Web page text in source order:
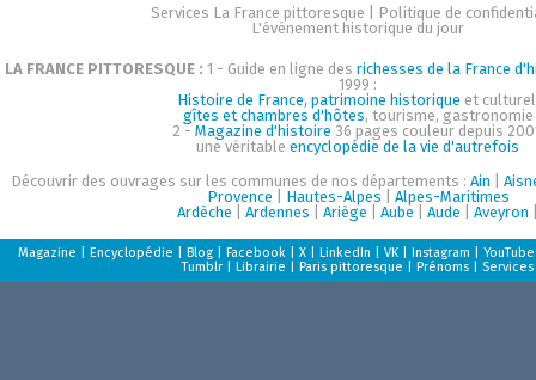
Services La France pittoresque
Politique de
L'événement historique du jour
LA FRANCE PITTORESQUE : 1 - Guide en ligne des richesses de la France
1999 :
Histoire de France, patrimoine historique et
gîtes et chambres d'hôtes, tourisme, gastronomie
2 - Magazine d'histoire 36 pages couleur depuis
une véritableencyclopédie de la vie d'autrefois
Découvrir des ouvrages sur les communes de nos départements :Ain |
Provence
Hautes-Alpes
Alpes-Maritimes
Ardèche |Ardennes |Ariège |Aube |Aude |Aveyron
Magazine |Encyclopédie |Blog |Facebook |X |LinkedIn |VK |Instagram |YouTube
Tumblr |Librairie |Paris pittoresque |Prénoms Services